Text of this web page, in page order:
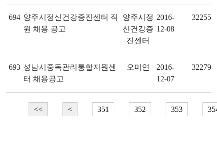
694 양주시정신건강증진센터 직
원 채용 공고
양주시정
신건강증
진센터
2016-
12-08
32255
693 성남시중독관리통합지원센
터 채용공고
오미연
2016-
12-07
32279
<< < 351 352 353